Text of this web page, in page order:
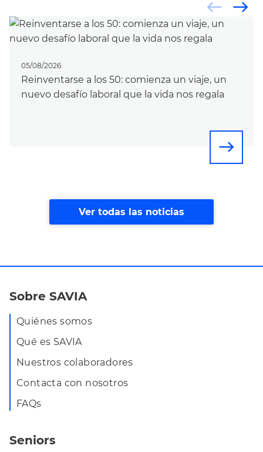
05/08/2026
Reinventarse a los 50: comienza un viaje, un
nuevo desafío laboral que la vida nos regala
east
east
west
Ver todas las noticias
Sobre SAVIA
Quiénes somos
Qué es SAVIA
Nuestros colaboradores
Contacta con nosotros
FAQs
Seniors